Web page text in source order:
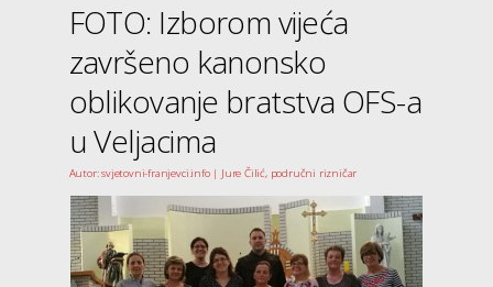
FOTO: Izborom vijeća
završeno kanonsko
oblikovanje bratstva OFS-a
u Veljacima
Autor: svjetovni-franjevci.info | Jure Čilić, područni rizničar